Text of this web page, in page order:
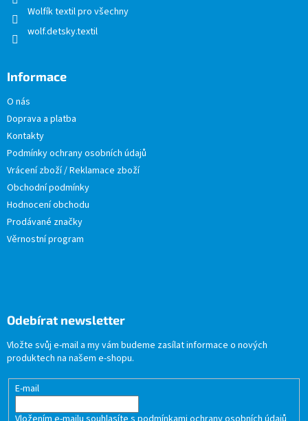
Wolfík textil pro všechny
wolf.detsky.textil
Informace
O nás
Doprava a platba
Kontakty
Podmínky ochrany osobních údajů
Vrácení zboží / Reklamace zboží
Obchodní podmínky
Hodnocení obchodu
Prodávané značky
Věrnostní program
Odebírat newsletter
Vložte svůj e-mail a my vám budeme zasílat informace o nových
produktech na našem e-shopu.
E-mail